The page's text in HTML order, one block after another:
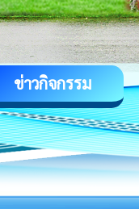
ข่าวกิจกรรม